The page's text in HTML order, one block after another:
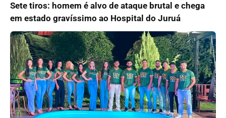
Sete tiros: homem é alvo de ataque brutal e chega
em estado gravíssimo ao Hospital do Juruá